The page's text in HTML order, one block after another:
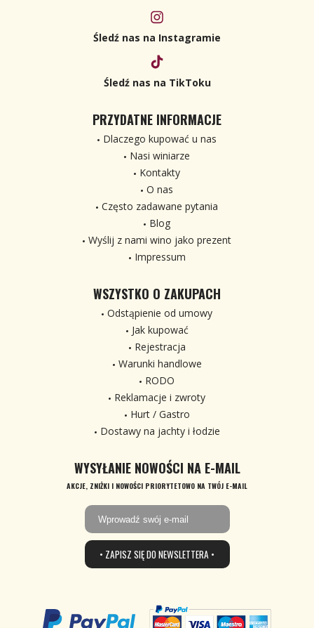
Śledź nas na Instagramie
Śledź nas na TikToku
PRZYDATNE INFORMACJE
Dlaczego kupować u nas
Nasi winiarze
Kontakty
O nas
Często zadawane pytania
Blog
Wyślij z nami wino jako prezent
Impressum
WSZYSTKO O ZAKUPACH
Odstąpienie od umowy
Jak kupować
Rejestracja
Warunki handlowe
RODO
Reklamacje i zwroty
Hurt / Gastro
Dostawy na jachty i łodzie
WYSYŁANIE NOWOŚCI NA E-MAIL
AKCJE, ZNIŻKI I NOWOŚCI PRIORYTETOWO NA TWÓJ E-MAIL
• ZAPISZ SIĘ DO NEWSLETTERA •